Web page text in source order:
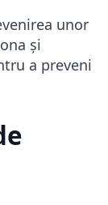
unor
și
a preveni